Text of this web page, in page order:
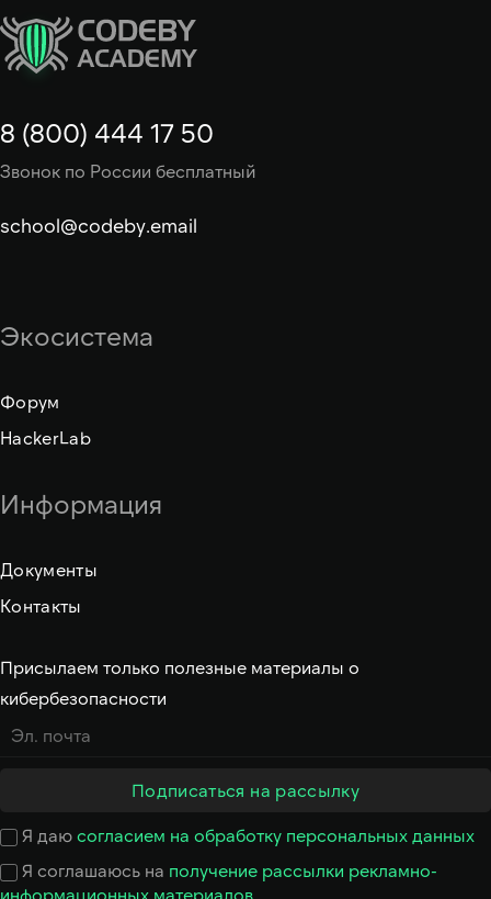
8 (800) 444 17 50
Звонок по России бесплатный
school@codeby.email
Экосистема
Форум
HackerLab
Информация
Документы
Контакты
Присылаем только полезные материалы о
кибербезопасности
Подписаться на рассылку
Я даю согласием на обработку персональных данных
Я соглашаюсь на получение рассылки рекламно-
информационных материалов
Ответим в рабочее время